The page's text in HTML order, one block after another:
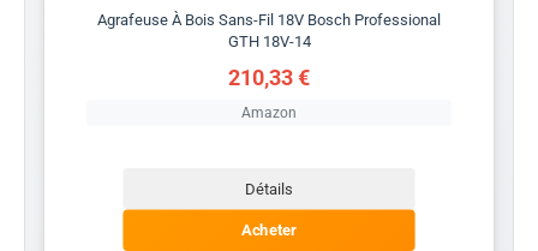
Agrafeuse À Bois Sans-Fil 18V Bosch Professional
GTH 18V-14
210,33 €
Amazon
Détails
Acheter